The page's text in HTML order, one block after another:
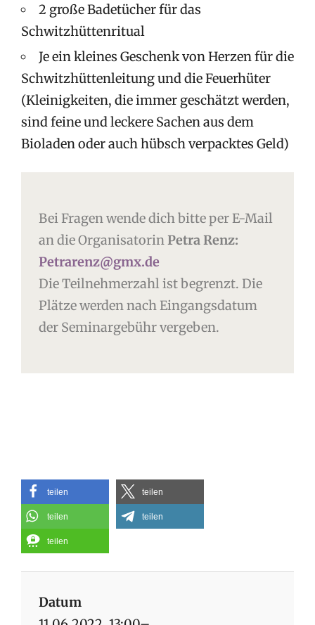
2 große Badetücher für das
Schwitzhüttenritual
Je ein kleines Geschenk von Herzen für die
Schwitzhüttenleitung und die Feuerhüter
(Kleinigkeiten, die immer geschätzt werden,
sind feine und leckere Sachen aus dem
Bioladen oder auch hübsch verpacktes Geld)
Bei Fragen wende dich bitte per E-Mail
an die OrganisatorinPetra Renz:
Petrarenz@gmx.de
Die Teilnehmerzahl ist begrenzt. Die
Plätze werden nach Eingangsdatum
der Seminargebühr vergeben.
teilen teilen
teilen teilen
teilen
Datum